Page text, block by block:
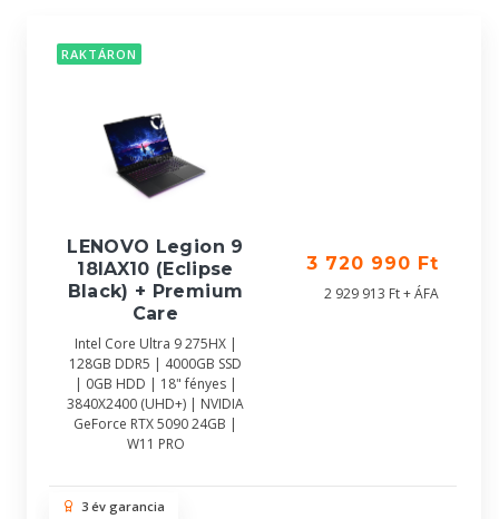
RAKTÁRON
LENOVO Legion 9
18IAX10 (Eclipse
Black) + Premium
Care
Intel Core Ultra 9 275HX |
128GB DDR5 | 4000GB SSD
| 0GB HDD | 18" fényes |
3840X2400 (UHD+) | NVIDIA
GeForce RTX 5090 24GB |
W11 PRO
3 720 990 Ft
2 929 913 Ft + ÁFA
3 év garancia